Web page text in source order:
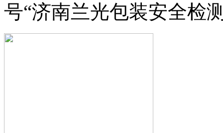
号“济南兰光包装安全检